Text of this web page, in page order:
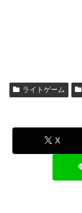
ライトゲーム
X